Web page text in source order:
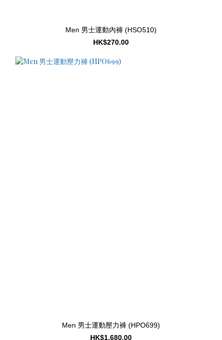
Men 男士運動內褲 (HSO510)
HK$270.00
Men 男士運動壓力褲 (HPO699)
HK$1,680.00